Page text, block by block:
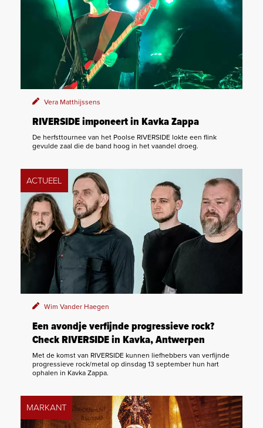
Vera Matthijssens
RIVERSIDE imponeert in Kavka Zappa
De herfsttournee van het Poolse RIVERSIDE lokte een flink
gevulde zaal die de band hoog in het vaandel droeg.
ACTUEEL
Wim Vander Haegen
Een avondje verfijnde progressieve rock?
Check RIVERSIDE in Kavka, Antwerpen
Met de komst van RIVERSIDE kunnen liefhebbers van verfijnde
progressieve rock/metal op dinsdag 13 september hun hart
ophalen in Kavka Zappa.
MARKANT